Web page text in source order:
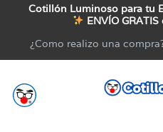
Cotillón Luminoso para tu
ENVÍO
¿Como realizo una